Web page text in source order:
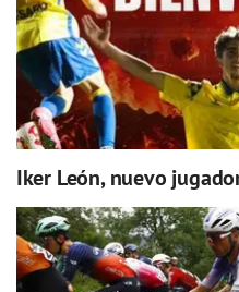
Iker León, nuevo